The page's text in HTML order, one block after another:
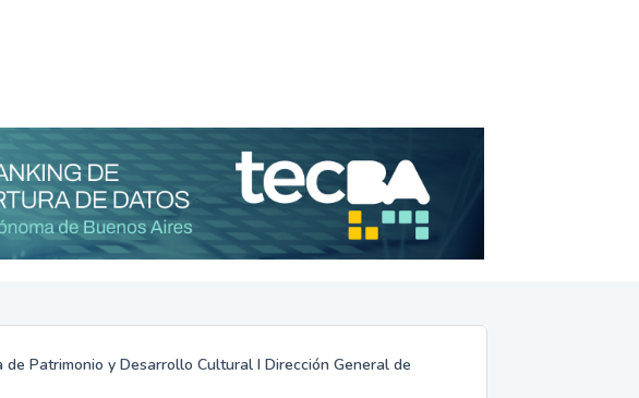
Patrimonio y Desarrollo Cultural I Dirección General de